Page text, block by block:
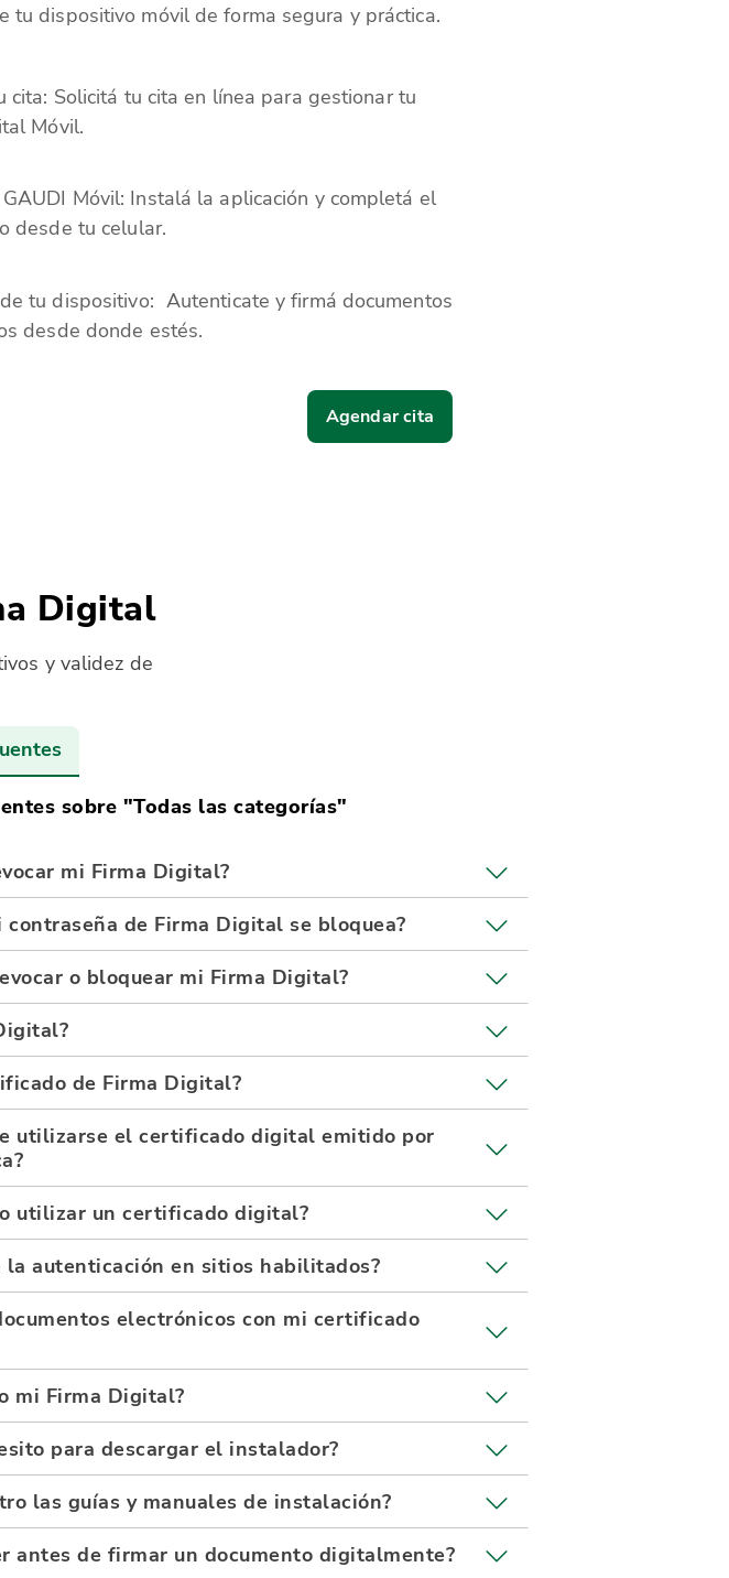
tu dispositivo móvil de forma segura y práctica.
cita: Solicitá tu cita en línea para gestionar tu
Móvil.
Móvil: Instalá la aplicación y completá el
desde tu celular.
tu dispositivo: Autenticate y firmá documentos
desde donde estés.
Agendar cita
Digital
y validez de
sobre "Todas las categorías"
mi Firma Digital?
contraseña de Firma Digital se bloquea?
o bloquear mi Firma Digital?
de Firma Digital?
utilizarse el certificado digital emitido por
utilizar un certificado digital?
la autenticación en sitios habilitados?
electrónicos con mi certificado
mi Firma Digital?
para descargar el instalador?
las guías y manuales de instalación?
antes de firmar un documento digitalmente?